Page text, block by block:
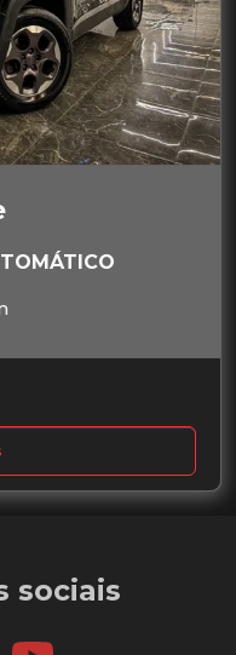
sociais